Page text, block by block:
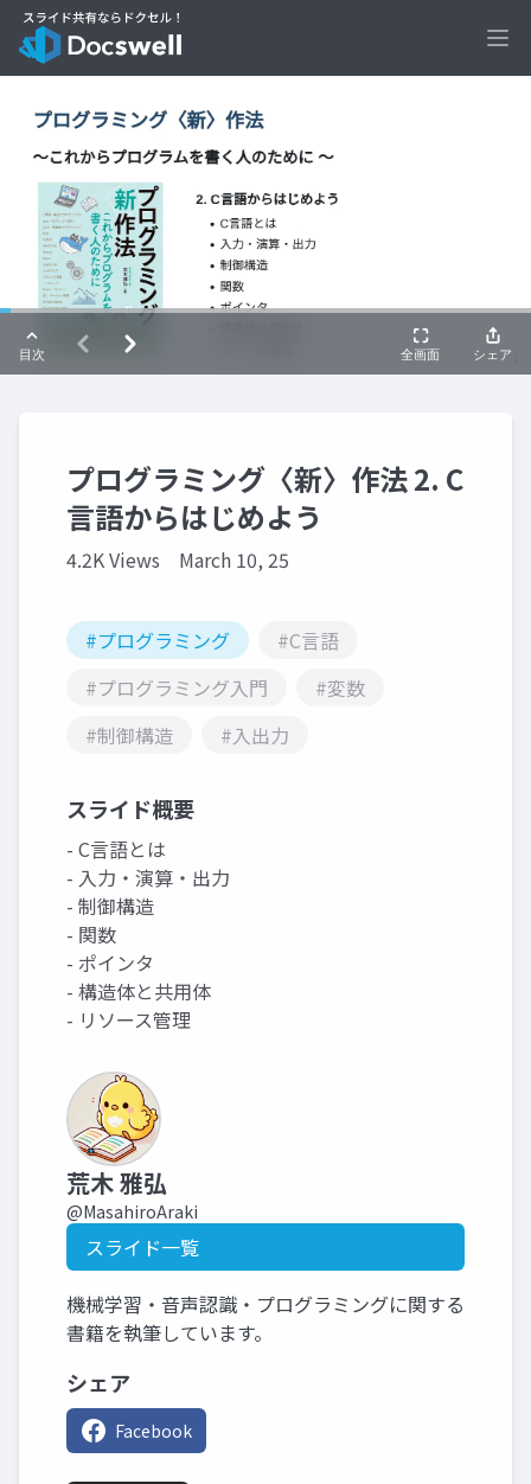
プログラミング〈新〉作法 2. C
言語からはじめよう
4.2K Views March 10, 25
#プログラミング
#C言語
#プログラミング入門
#変数
#制御構造
#入出力
スライド概要
- C言語とは
- 入力・演算・出力
- 制御構造
- 関数
- ポインタ
- 構造体と共用体
- リソース管理
荒木 雅弘
@MasahiroAraki
スライド一覧
機械学習・音声認識・プログラミングに関する
書籍を執筆しています。
シェア
Facebook